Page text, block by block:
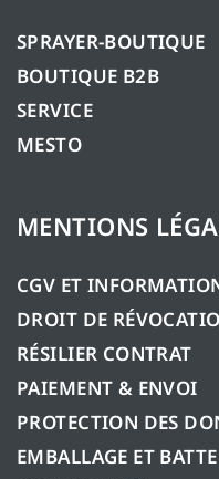
SPRAYER-BOUTIQUE
BOUTIQUE B2B
SERVICE
MESTO
MENTIONS
CGV ET
DROIT DE
RÉSILIER CONTRAT
PAIEMENT & ENVOI
PROTECTION DES
EMBALLAGE ET